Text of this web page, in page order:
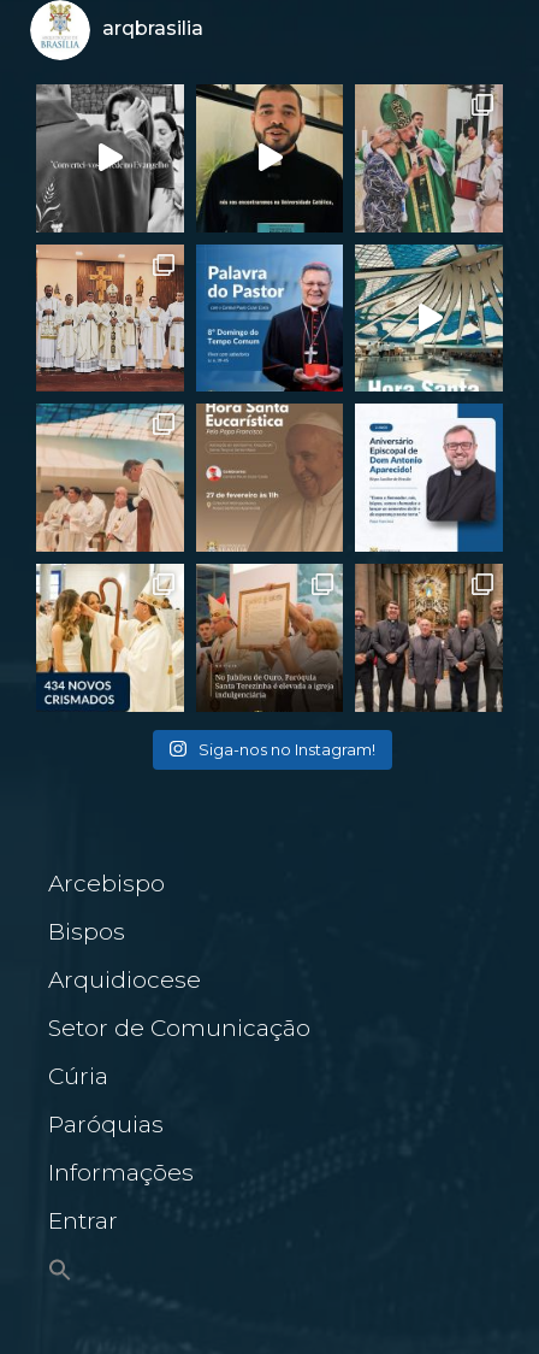
arqbrasilia
Siga-nos no Instagram!
Arcebispo
Bispos
Arquidiocese
Setor de Comunicação
Cúria
Paróquias
Informações
Entrar